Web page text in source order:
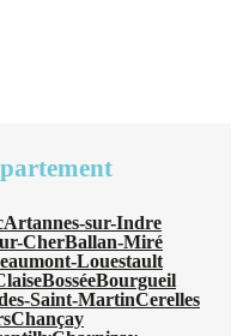
Artannes-sur-Indre
CherBallan-Miré
Louestault
BosséeBourgueil
Saint-MartinCerelles
Chançay